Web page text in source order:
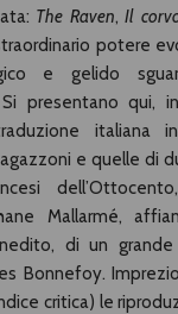
The Raven,Il
potere
e gelido
presentano qui,
italiana
e quelle di
Mallarmé,
di un
Bonnefoy.
critica) le